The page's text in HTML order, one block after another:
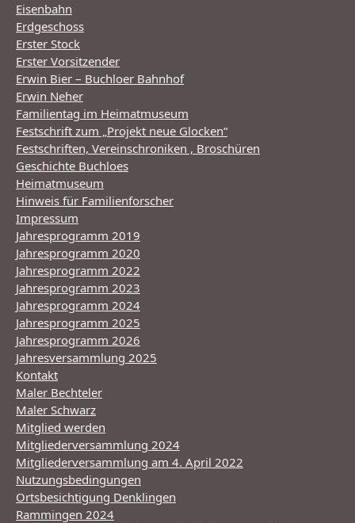
Eisenbahn
Erdgeschoss
Erster Stock
Erster Vorsitzender
Erwin Bier – Buchloer Bahnhof
Erwin Neher
Familientag im Heimatmuseum
Festschrift zum „Projekt neue Glocken“
Festschriften, Vereinschroniken , Broschüren
Geschichte Buchloes
Heimatmuseum
Hinweis für Familienforscher
Impressum
Jahresprogramm 2019
Jahresprogramm 2020
Jahresprogramm 2022
Jahresprogramm 2023
Jahresprogramm 2024
Jahresprogramm 2025
Jahresprogramm 2026
Jahresversammlung 2025
Kontakt
Maler Bechteler
Maler Schwarz
Mitglied werden
Mitgliederversammlung 2024
Mitgliederversammlung am 4. April 2022
Nutzungsbedingungen
Ortsbesichtigung Denklingen
Rammingen 2024